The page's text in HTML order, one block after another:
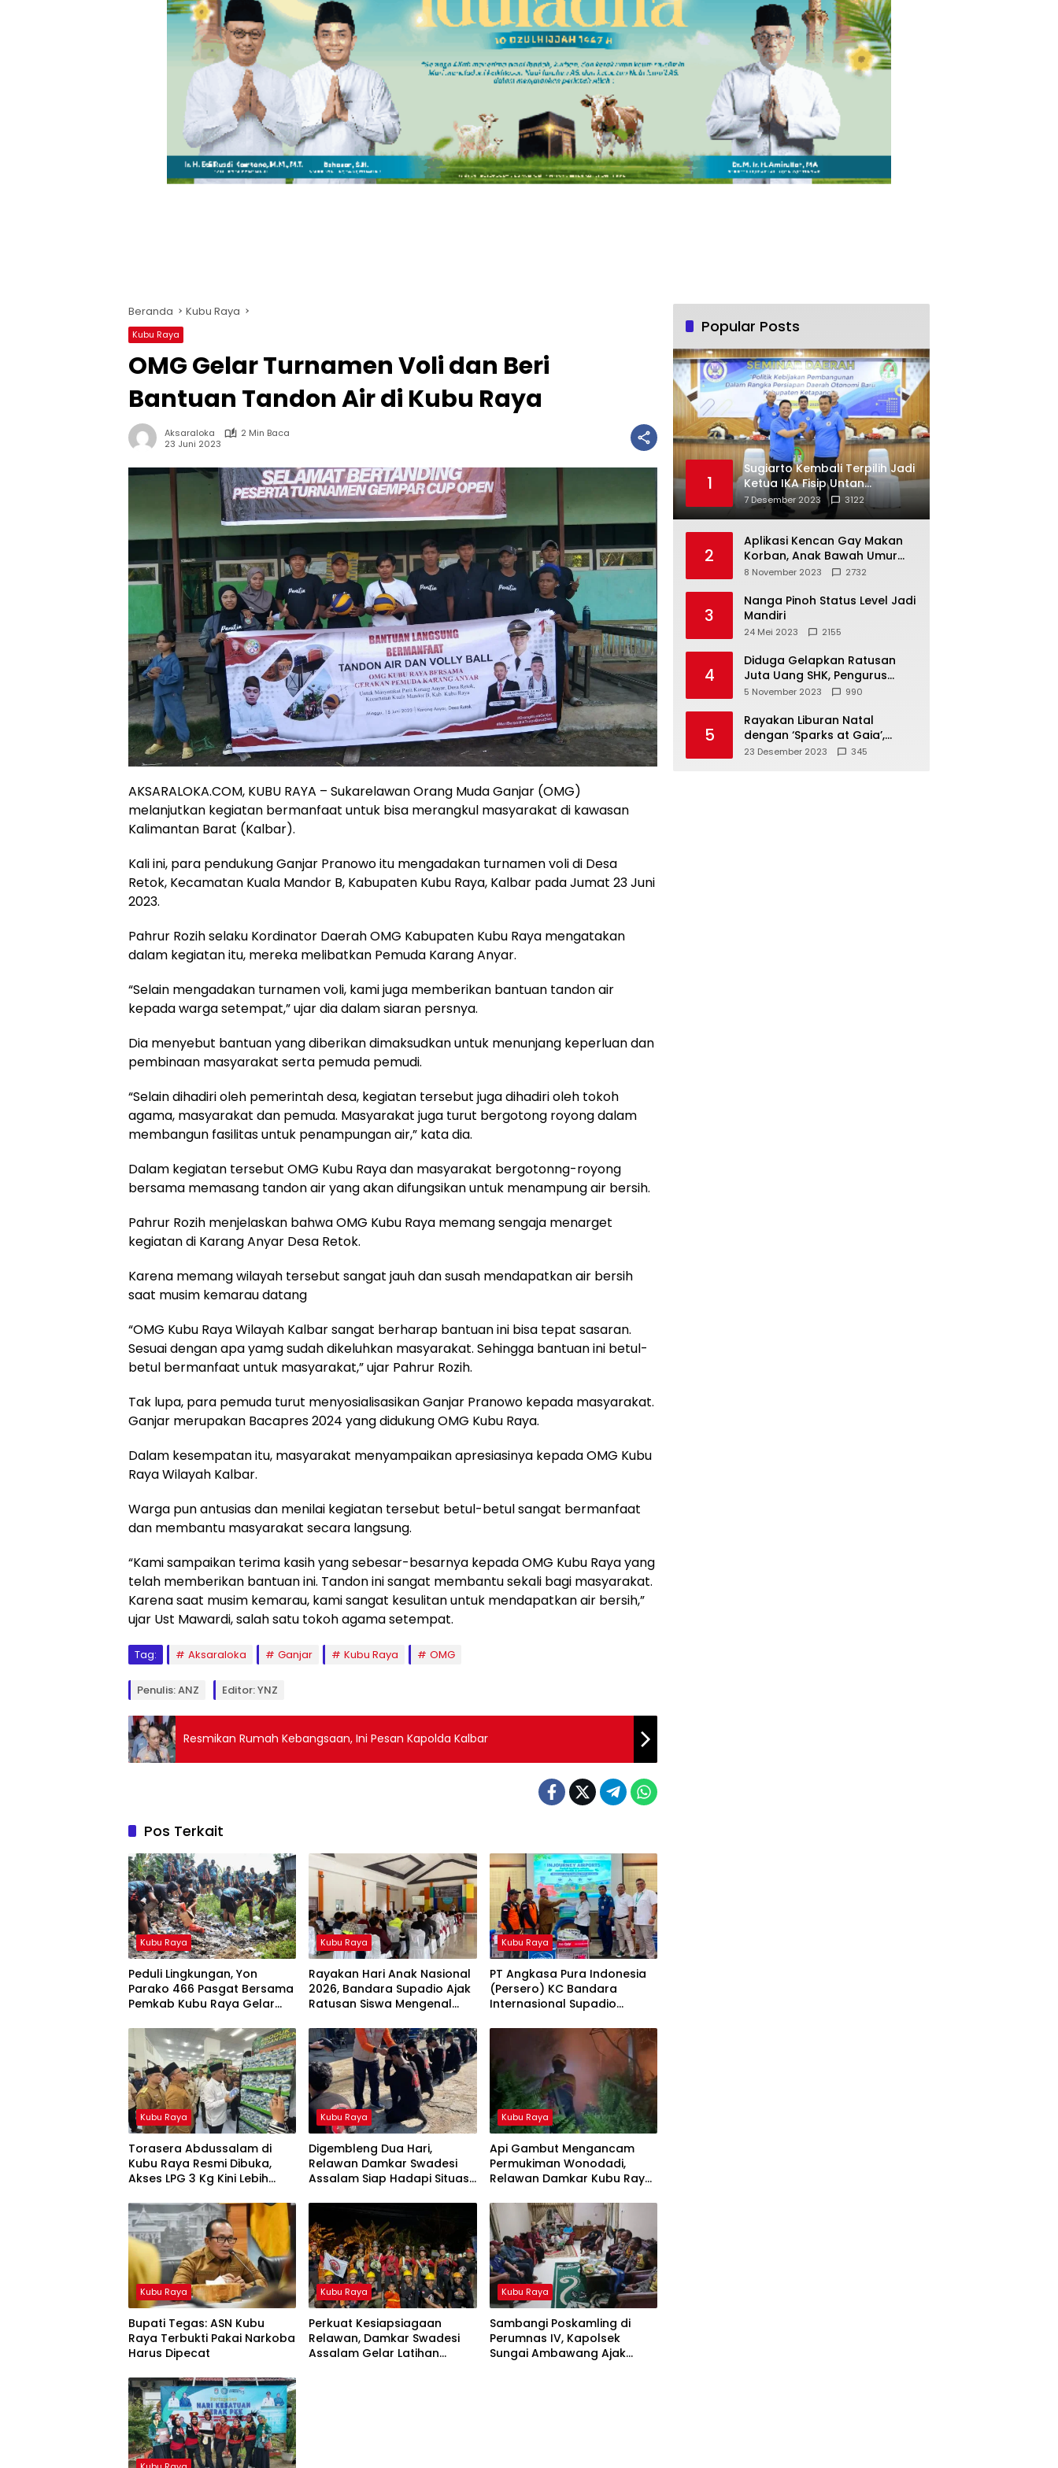
Beranda Kubu Raya
Kubu Raya
OMG Gelar Turnamen Voli dan Beri
Bantuan Tandon Air di Kubu Raya
Aksaraloka
2 Min Baca
23 Juni 2023
AKSARALOKA.COM, KUBU RAYA – Sukarelawan Orang Muda Ganjar (OMG)
melanjutkan kegiatan bermanfaat untuk bisa merangkul masyarakat di kawasan
Kalimantan Barat (Kalbar).
Kali ini, para pendukung Ganjar Pranowo itu mengadakan turnamen voli di Desa
Retok, Kecamatan Kuala Mandor B, Kabupaten Kubu Raya, Kalbar pada Jumat 23 Juni
2023.
Pahrur Rozih selaku Kordinator Daerah OMG Kabupaten Kubu Raya mengatakan
dalam kegiatan itu, mereka melibatkan Pemuda Karang Anyar.
“Selain mengadakan turnamen voli, kami juga memberikan bantuan tandon air
kepada warga setempat,” ujar dia dalam siaran persnya.
Dia menyebut bantuan yang diberikan dimaksudkan untuk menunjang keperluan dan
pembinaan masyarakat serta pemuda pemudi.
“Selain dihadiri oleh pemerintah desa, kegiatan tersebut juga dihadiri oleh tokoh
agama, masyarakat dan pemuda. Masyarakat juga turut bergotong royong dalam
membangun fasilitas untuk penampungan air,” kata dia.
Dalam kegiatan tersebut OMG Kubu Raya dan masyarakat bergotonng-royong
bersama memasang tandon air yang akan difungsikan untuk menampung air bersih.
Pahrur Rozih menjelaskan bahwa OMG Kubu Raya memang sengaja menarget
kegiatan di Karang Anyar Desa Retok.
Karena memang wilayah tersebut sangat jauh dan susah mendapatkan air bersih
saat musim kemarau datang
“OMG Kubu Raya Wilayah Kalbar sangat berharap bantuan ini bisa tepat sasaran.
Sesuai dengan apa yamg sudah dikeluhkan masyarakat. Sehingga bantuan ini betul-
betul bermanfaat untuk masyarakat,” ujar Pahrur Rozih.
Tak lupa, para pemuda turut menyosialisasikan Ganjar Pranowo kepada masyarakat.
Ganjar merupakan Bacapres 2024 yang didukung OMG Kubu Raya.
Dalam kesempatan itu, masyarakat menyampaikan apresiasinya kepada OMG Kubu
Raya Wilayah Kalbar.
Warga pun antusias dan menilai kegiatan tersebut betul-betul sangat bermanfaat
dan membantu masyarakat secara langsung.
“Kami sampaikan terima kasih yang sebesar-besarnya kepada OMG Kubu Raya yang
telah memberikan bantuan ini. Tandon ini sangat membantu sekali bagi masyarakat.
Karena saat musim kemarau, kami sangat kesulitan untuk mendapatkan air bersih,”
ujar Ust Mawardi, salah satu tokoh agama setempat.
Tag: Aksaraloka Ganjar Kubu Raya OMG
Penulis: ANZ Editor: YNZ
Resmikan Rumah Kebangsaan, Ini Pesan Kapolda Kalbar
Pos Terkait
Kubu Raya
Peduli Lingkungan, Yon
Parako 466 Pasgat Bersama
Pemkab Kubu Raya Gelar
Kubu Raya
Rayakan Hari Anak Nasional
2026, Bandara Supadio Ajak
Ratusan Siswa Mengenal
Keselamatan Bandara
Kubu Raya
PT Angkasa Pura Indonesia
(Persero) KC Bandara
Internasional Supadio
Kebakaran melalui
Penyerahan Bantuan Sarana
bagi Masyarakat Peduli Api
Kubu Raya
Torasera Abdussalam di
Kubu Raya Resmi Dibuka,
Akses LPG 3 Kg Kini Lebih
Kubu Raya
Digembleng Dua Hari,
Relawan Damkar Swadesi
Assalam Siap Hadapi Situasi
Kubu Raya
Api Gambut Mengancam
Permukiman Wonodadi,
Relawan Damkar Kubu Raya
Kubu Raya
Bupati Tegas: ASN Kubu
Raya Terbukti Pakai Narkoba
Harus Dipecat
Kubu Raya
Perkuat Kesiapsiagaan
Relawan, Damkar Swadesi
Assalam Gelar Latihan
Kubu Raya
Sambangi Poskamling di
Perumnas IV, Kapolsek
Sungai Ambawang Ajak
Popular Posts
1
Sugiarto Kembali Terpilih Jadi
Ketua IKA Fisip Untan
Ketapang
7 Desember 2023 3122
2
Aplikasi Kencan Gay Makan
Korban, Anak Bawah Umur
Jadi Korban Persetubuhan
8 November 2023 2732
3
Nanga Pinoh Status Level Jadi
Mandiri
24 Mei 2023 2155
4
Diduga Gelapkan Ratusan
Juta Uang SHK, Pengurus
Koperasi SUB Dilaporkan ke
5 November 2023 990
5
Rayakan Liburan Natal
dengan ‘Sparks at Gaia’,
Sajikan Tempat Foto Estetik
23 Desember 2023 345